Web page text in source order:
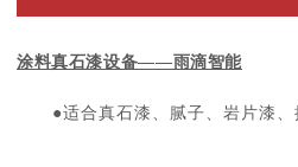
涂料真石漆设备——雨滴智能
●适合真石漆、腻子、岩片漆、